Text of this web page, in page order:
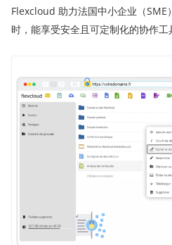
Flexcloud 助力法国中小企业（SME
时，能享受安全且可定制化的协作工